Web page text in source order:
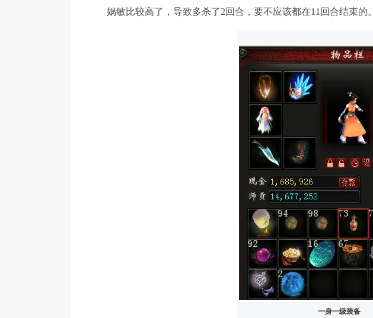
娲敏比较高了，导致多杀了2回合，要不应该都在11回合结束的。
一身一级装备